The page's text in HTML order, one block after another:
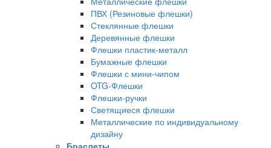
ПВХ (Резиновые флешки)
Стеклянные флешки
Деревянные флешки
Флешки пластик-металл
Бумажные флешки
Флешки с мини-чипом
OTG-Флешки
Флешки-ручки
Светящиеся флешки
Металлические по индивидуальному
дизайну